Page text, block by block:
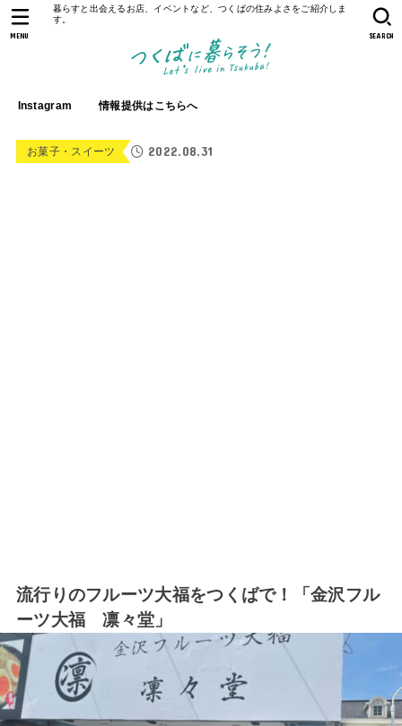
暮らすと出会えるお店、イベントなど、つくばの住みよさをご紹介しま
す。
Instagram 情報提供はこちらへ
SEARCH
MENU
お菓子・スイーツ 2022.08.31
流行りのフルーツ大福をつくばで！「金沢フル
ーツ大福 凛々堂」